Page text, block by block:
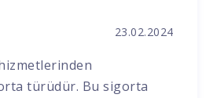
23.02.2024
hizmetlerinden
türüdür. Bu sigorta